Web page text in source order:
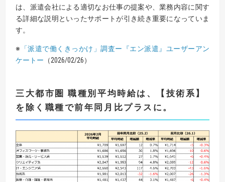
は、派遣会社による適切なお仕事の提案や、業務内容に関す
る詳細な説明といったサポートが引き続き重要になっていま
す。
※ 「派遣で働くきっかけ」調査ー 『エン派遣 』 ユーザーアン
ケートー （2026/02/26）
三大都市圏 職種別平均時給は、【技術系】
を除く職種で前年同月比プラスに。